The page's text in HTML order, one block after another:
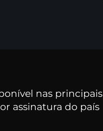
nas principais
assinatura do país